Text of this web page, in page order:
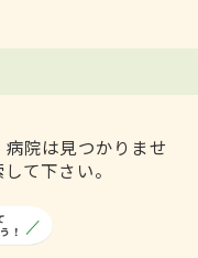
院は見つかりませ
て下さい。